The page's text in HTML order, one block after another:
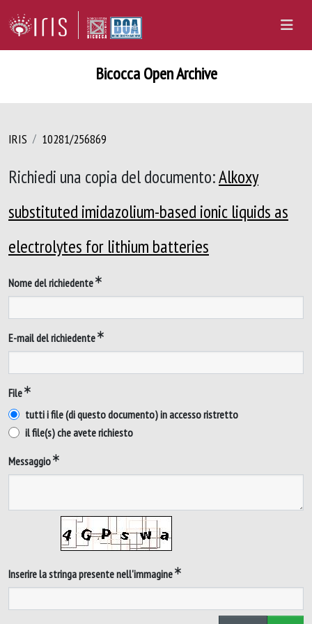
Bicocca Open Archive
IRIS 10281/256869
Richiedi una copia del documento:Alkoxy
substituted imidazolium-based ionic liquids as
electrolytes for lithium batteries
Nome del richiedente
E-mail del richiedente
File
tutti i file (di questo documento) in accesso ristretto
il file(s) che avete richiesto
Messaggio
Inserire la stringa presente nell'immagine